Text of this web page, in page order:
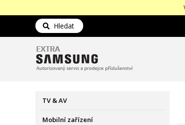
Hledat
TV & AV
Mobilní zařízení